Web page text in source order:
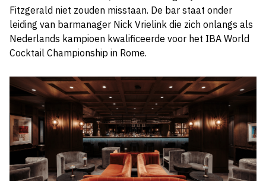
Fitzgerald niet zouden misstaan. De bar staat onder
leiding van barmanager Nick Vrielink die zich onlangs als
Nederlands kampioen kwalificeerde voor het IBA World
Cocktail Championship in Rome.